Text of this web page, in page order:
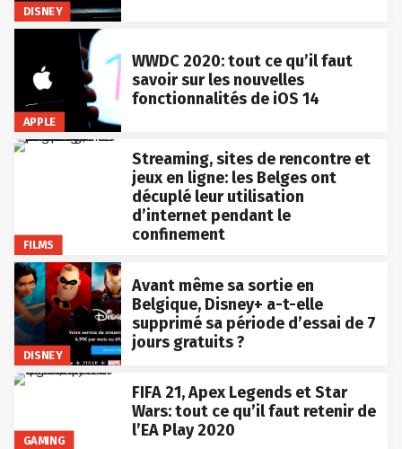
DISNEY
APPLE
WWDC 2020: tout ce qu’il faut
savoir sur les nouvelles
fonctionnalités de iOS 14
FILMS
Streaming, sites de rencontre et
jeux en ligne: les Belges ont
décuplé leur utilisation
d’internet pendant le
confinement
DISNEY
Avant même sa sortie en
Belgique, Disney+ a-t-elle
supprimé sa période d’essai de 7
jours gratuits ?
GAMING
FIFA 21, Apex Legends et Star
Wars: tout ce qu’il faut retenir de
l’EA Play 2020